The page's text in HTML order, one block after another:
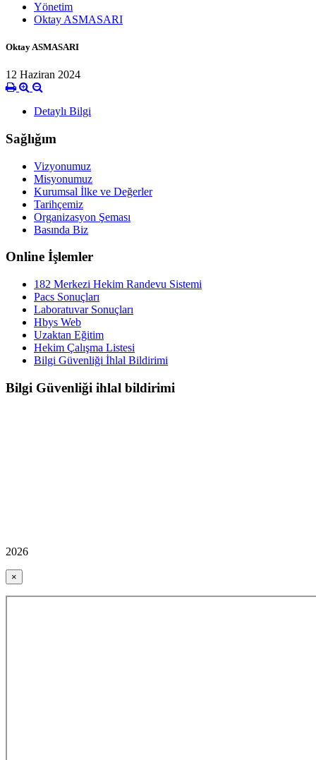
Yönetim
Oktay ASMASARI
Oktay ASMASARI
12 Haziran 2024
Detaylı Bilgi
Sağlığım
Vizyonumuz
Misyonumuz
Kurumsal İlke ve Değerler
Tarihçemiz
Organizasyon Şeması
Basında Biz
Online İşlemler
182 Merkezi Hekim Randevu Sistemi
Pacs Sonuçları
Laboratuvar Sonuçları
Hbys Web
Uzaktan Eğitim
Hekim Çalışma Listesi
Bilgi Güvenliği İhlal Bildirimi
Bilgi Güvenliği ihlal bildirimi
2026
×